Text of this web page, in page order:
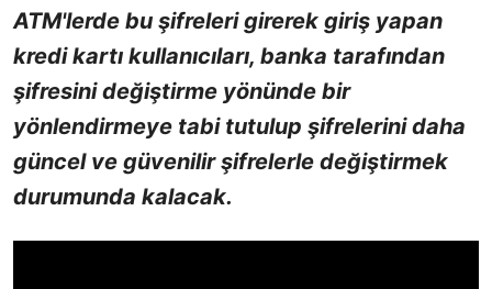
ATM'lerde bu şifreleri girerek giriş yapan
kredi kartı kullanıcıları, banka tarafından
şifresini değiştirme yönünde bir
yönlendirmeye tabi tutulup şifrelerini daha
güncel ve güvenilir şifrelerle değiştirmek
durumunda kalacak.